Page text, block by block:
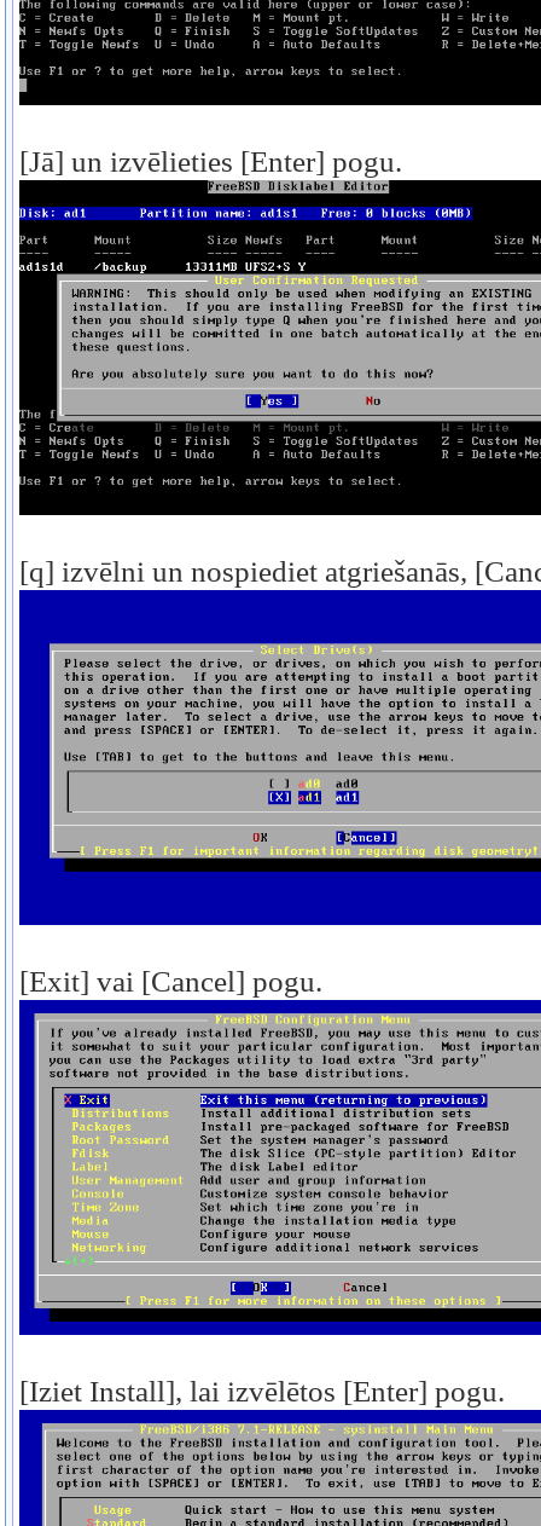
[Jā] un izvēlieties [Enter] pogu.
[q] izvēlni un nospiediet atgriešanās,
[Exit] vai [Cancel] pogu.
[Iziet Install], lai izvēlētos [Enter] pogu.